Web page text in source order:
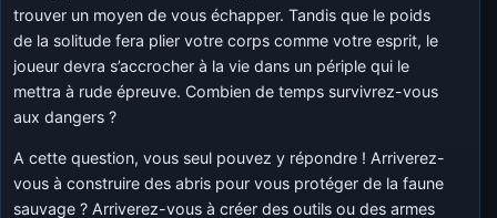
trouver un moyen de vous échapper. Tandis que le poids
de la solitude fera plier votre corps comme votre esprit, le
joueur devra s’accrocher à la vie dans un périple qui le
mettra à rude épreuve. Combien de temps survivrez-vous
aux dangers ?
A cette question, vous seul pouvez y répondre ! Arriverez-
vous à construire des abris pour vous protéger de la faune
sauvage ? Arriverez-vous à créer des outils ou des armes